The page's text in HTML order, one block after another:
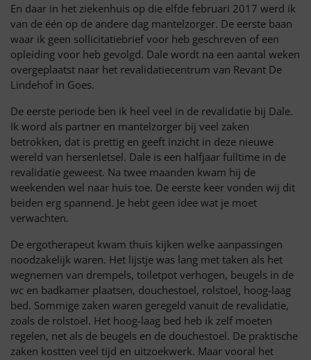
En daar in het ziekenhuis op die elfde februari 2017 werd ik
van de één op de andere dag mantelzorger. De eerste baan
waar ik geen sollicitatiebrief voor heb geschreven of een
opleiding voor heb gevolgd. Dale wordt na een aantal weken
overgeplaatst naar het revalidatiecentrum van Revant De
Lindehof in Goes.
De eerste periode ben ik heel veel in de revalidatie bij Dale.
Ik word als partner en mantelzorger bij veel zaken
betrokken, dat is prettig en geeft inzicht in deze nieuwe
wereld van hersenletsel. Dale is een halfjaar fulltime in de
revalidatie geweest. Na twee maanden kwam hij de
weekenden wel naar huis toe. De eerste keer vonden wij dit
beiden erg spannend. Je hebt geen idee wat je moet
verwachten.
De ergotherapeut kwam thuis kijken welke aanpassingen
noodzakelijk waren. Het lijstje was lang met taken als het
wegnemen van drempels, toiletpot verhogen, beugels in de
wc en badkamer plaatsen, douchestoel, rolstoel, hoog-laag
bed. Sommige zaken waren geregeld vanuit de revalidatie,
zoals de rolstoel. Het hoog-laag bed heb ik zelf moeten
regelen, net als de beugels en de douchestoel. De praktische
zaken kostten veel tijd en uitzoekwerk. Maar vooral het